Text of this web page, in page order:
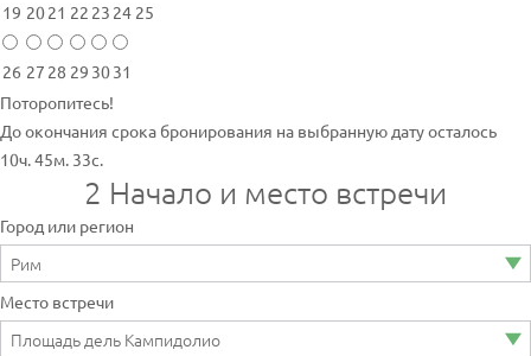
19 2021 22 23 24 25
26 27 28 29 3031
Поторопитесь!
До окончания срока бронирования на выбранную дату осталось
10ч. 45м. 33с.
2 Начало и место встречи
Город или регион
Место встречи